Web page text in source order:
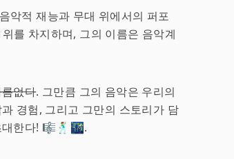
악적 재능과 무대 위에서의 퍼포
를 차지하며, 그의 이름은 음악계
없다. 그만큼 그의 음악은 우리의
경험, 그리고 그만의 스토리가 담
대한다! 🎼🕺🌃.